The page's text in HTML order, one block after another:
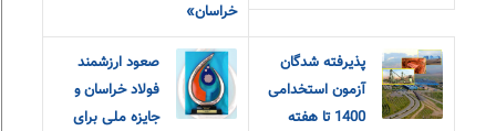
خراسان»
پذیرفته شدگان
آزمون استخدامی
1400 تا هفته
صعود ارزشمند
فولاد خراسان و
جایزه ملی برای